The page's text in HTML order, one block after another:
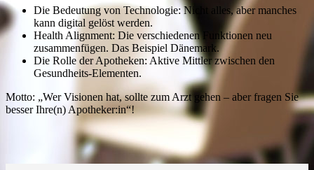
Die Bedeutung von Technologie: Nicht alles, aber manches
kann digital gelöst werden.
Health Alignment: Die verschiedenen Funktionen neu
zusammenfügen. Das Beispiel Dänemark.
Die Rolle der Apotheken: Aktive Mittler zwischen den
Gesundheits-Elementen.
Motto: „Wer Visionen hat, sollte zum Arzt gehen – aber fragen Sie
besser Ihre(n) Apotheker:in“!